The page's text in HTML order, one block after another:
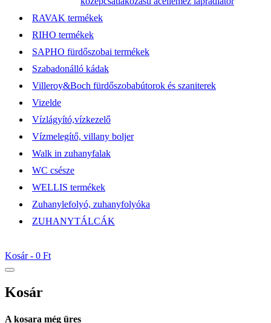
RAVAK termékek
RIHO termékek
SAPHO fürdőszobai termékek
Szabadonálló kádak
Villeroy&Boch fürdőszobabútorok és szaniterek
Vizelde
Vízlágyító,vízkezelő
Vízmelegítő, villany boljer
Walk in zuhanyfalak
WC csésze
WELLIS termékek
Zuhanylefolyó, zuhanyfolyóka
ZUHANYTÁLCÁK
Kosár - 0 Ft
Kosár
A kosara még üres